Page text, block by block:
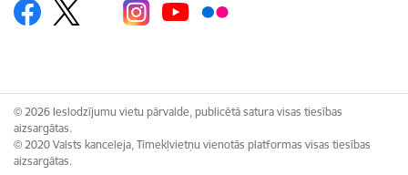
© 2026 Ieslodzījumu vietu pārvalde, publicētā satura visas tiesības
aizsargātas.
© 2020 Valsts kanceleja, Tīmekļvietņu vienotās platformas visas tiesības
aizsargātas.